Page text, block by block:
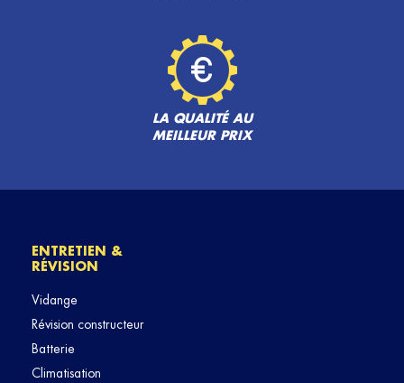
LA QUALITÉ AU
MEILLEUR PRIX
ENTRETIEN &
RÉVISION
Vidange
Révision constructeur
Batterie
Climatisation